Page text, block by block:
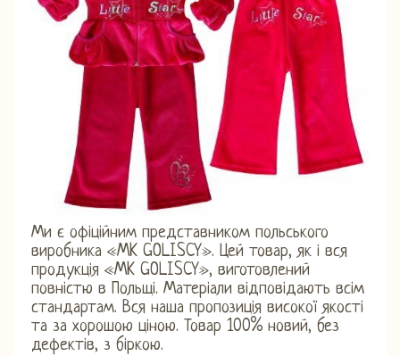
Ми є офіційним представником польського
виробника «MK GOLISCY». Цей товар, як і вся
продукція «MK GOLISCY», виготовлений
повністю в Польщі. Матеріали відповідають всім
стандартам. Вся наша пропозиція високої якості
та за хорошою ціною. Товар 100% новий, без
дефектів, з біркою.